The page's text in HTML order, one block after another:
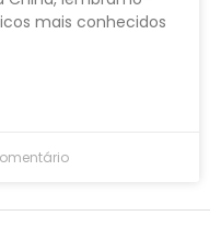
mais conhecidos